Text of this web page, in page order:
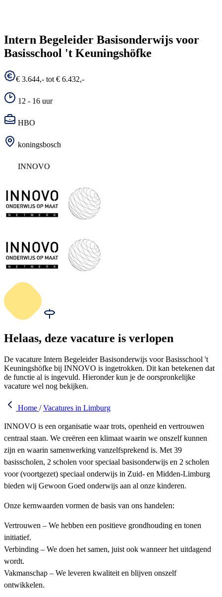
Intern Begeleider Basisonderwijs voor
Basisschool 't Keuningshöfke
€ 3.644,- tot € 6.432,-
12 - 16 uur
HBO
koningsbosch
INNOVO
Helaas, deze vacature is verlopen
De vacature Intern Begeleider Basisonderwijs voor Basisschool 't
Keuningshöfke bij INNOVO is ingetrokken. Dit kan betekenen dat
de functie al is ingevuld. Hieronder kun je de oorspronkelijke
vacature wel nog bekijken.
Home / Vacatures in Limburg
INNOVO is een organisatie waar trots, openheid en vertrouwen
centraal staan. We creëren een klimaat waarin we onszelf kunnen
zijn en waarin samenwerking vanzelfsprekend is. Met 39
basisscholen, 2 scholen voor speciaal basisonderwijs en 2 scholen
voor (voortgezet) speciaal onderwijs in Zuid- en Midden-Limburg
bieden wij Gewoon Goed onderwijs aan al onze kinderen.
Onze kernwaarden vormen de basis van ons handelen:
Vertrouwen – We hebben een positieve grondhouding en tonen
initiatief.
Verbinding – We doen het samen, juist ook wanneer het uitdagend
wordt.
Vakmanschap – We leveren kwaliteit en blijven onszelf
ontwikkelen.